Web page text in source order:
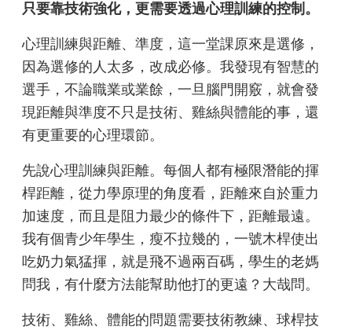
只要靠技術強化，更需要透過心理訓練的控制。
心理訓練與距離、準度，這一堂課原來是選修，
因為選修的人太多，改成必修。我發現有智慧的
選手，不論職業或業餘，一旦腦門開竅，就會發
現距離與準度不只是技術、雞絲與體能的事，還
有更重要的心理環節。
先說心理訓練與距離。每個人都有極限潛能的揮
桿距離，從力學原理的角度看，距離來自於重力
加速度，而且是阻力最少的條件下，距離最遠。
我有個青少年學生，瘦不拉幾的，一號木桿使出
吃奶力氣猛揮，就是飛不過兩百碼，學生的老媽
問我，有什麼方法能幫助他打的更遠？大哉問。
技術、雞絲、體能的問題需要技術教練、球桿技